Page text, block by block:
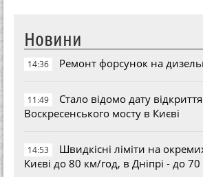
Новини
14:36 Ремонт форсунок на
11:49
Стало відомо дату
Воскресенського мосту в Києві
14:53
Швидкісні ліміти на
Києві до 80 км/год, в Дніпрі - до 70